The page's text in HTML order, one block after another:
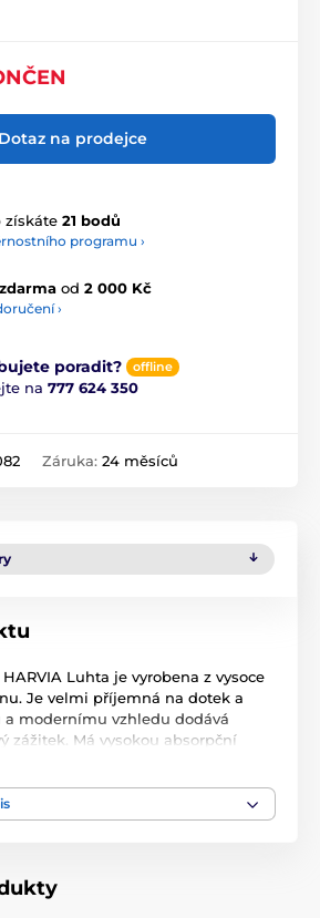
Dotaz na prodejce
získáte 21 bodů
programu ›
od 2 000 Kč
›
poradit? offline
na 777 624 350
Záruka: 24 měsíců
Luhta je vyrobena z vysoce
Je velmi příjemná na dotek a
modernímu vzhledu dodává
zážitek. Má vysokou absorpční
vzhledu dodává opravdový
zkombinovat s ostatními
aromaterapie v sauně. Složení